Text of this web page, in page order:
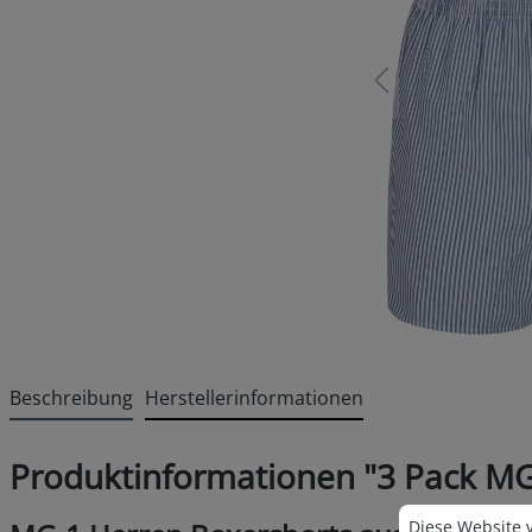
Beschreibung Herstellerinformationen
Produktinformationen "3 Pack
Cookie-
Diese Website
Diese Website